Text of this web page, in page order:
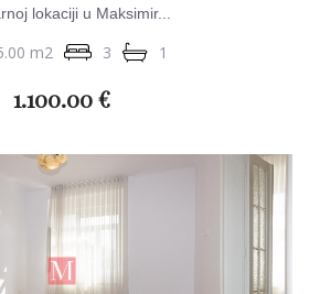
lokaciji u Maksimir...
m2 3 1
1.100.00 €